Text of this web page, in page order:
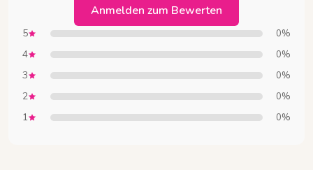
Anmelden zum Bewerten
5 0%
4 0%
3 0%
2 0%
1 0%